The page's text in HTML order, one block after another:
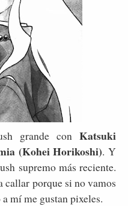
grande con Katsuki
(Kohei Horikoshi). Y
supremo más reciente.
callar porque si no vamos
mí me gustan pixeles.